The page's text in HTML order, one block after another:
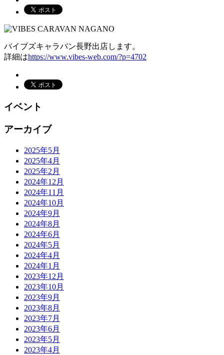
バイブズキャラバン長野出店します。
詳細はhttps://www.vibes-web.com/?p=4702
イベント
アーカイブ
2025年5月
2025年4月
2025年2月
2024年12月
2024年11月
2024年10月
2024年9月
2024年8月
2024年6月
2024年5月
2024年4月
2024年1月
2023年12月
2023年10月
2023年9月
2023年8月
2023年7月
2023年6月
2023年5月
2023年4月